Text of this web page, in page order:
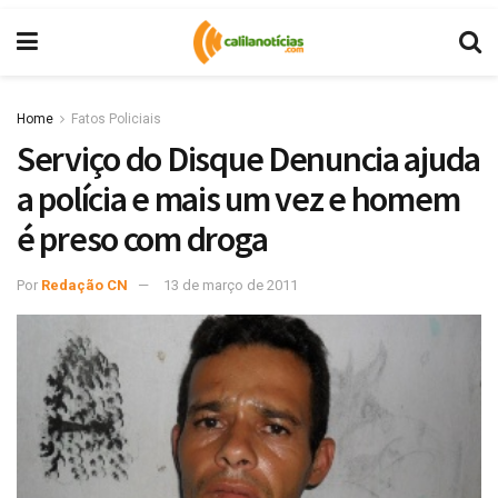
Home Fatos Policiais
Serviço do Disque Denuncia ajuda
a polícia e mais um vez e homem
é preso com droga
Por Redação CN 13 de março de 2011